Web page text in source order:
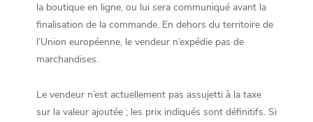
la boutique en ligne, ou lui sera communiqué avant la
finalisation de la commande. En dehors du territoire de
l’Union européenne, le vendeur n’expédie pas de
marchandises.
Le vendeur n’est actuellement pas assujetti à la taxe
sur la valeur ajoutée ; les prix indiqués sont définitifs. Si